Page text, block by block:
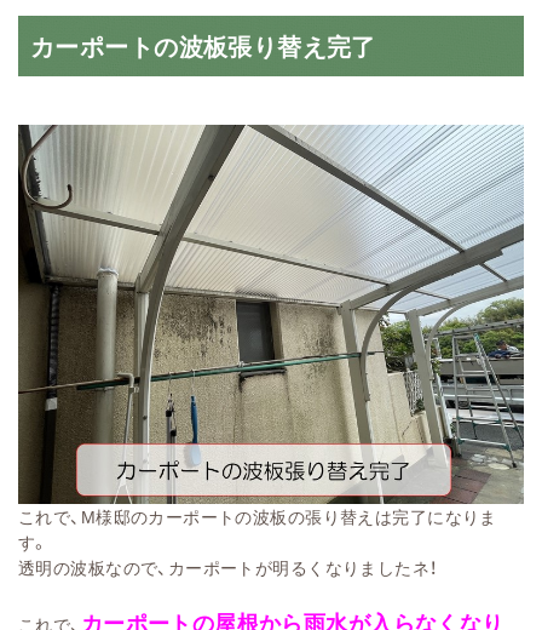
カーポートの波板張り替え完了
これで、M様邸のカーポートの波板の張り替えは完了になりま
す。
透明の波板なので、カーポートが明るくなりましたネ！
これで、 カーポートの屋根から雨水が入らなくなり